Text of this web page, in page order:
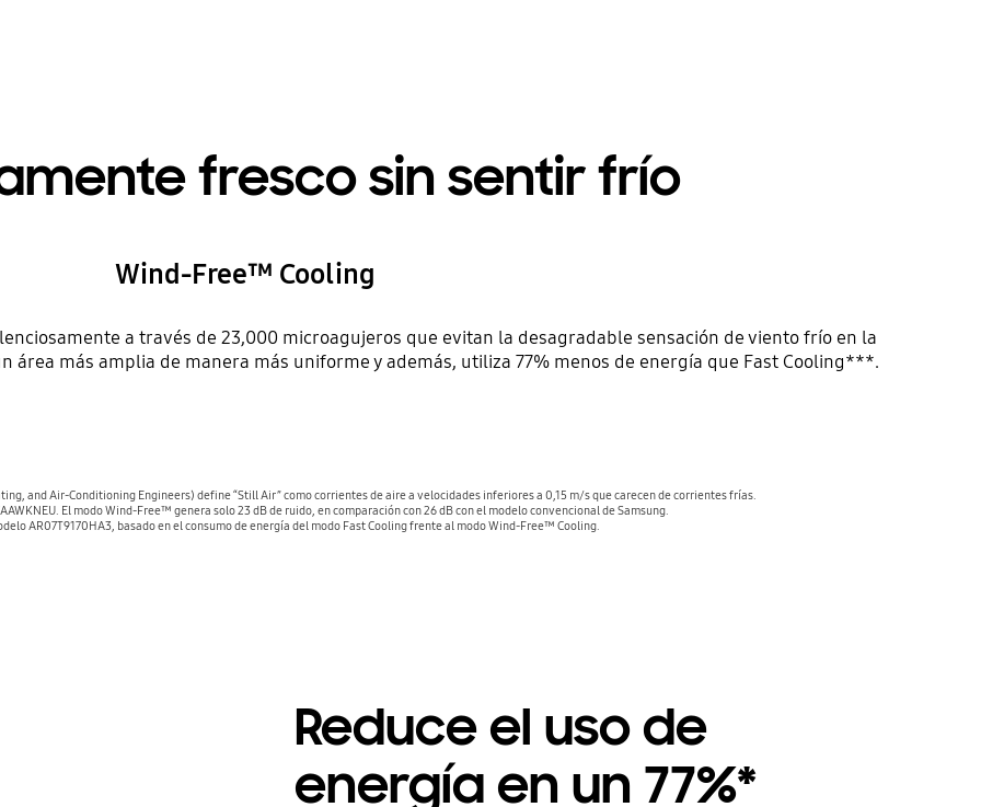
fresco sin sentir frío
Wind-Free™ Cooling
a través de 23,000 microagujeros que evitan la desagradable sensación de viento frío en la
área más amplia de manera más uniforme y además, utiliza 77% menos de energía que Fast Cooling***.
and Air-Conditioning Engineers) define “Still Air” como corrientes de aire a velocidades inferiores a 0,15 m/s que carecen de corrientes frías.
El modo Wind-Free™ genera solo 23 dB de ruido, en comparación con 26 dB con el modelo convencional de Samsung.
AR07T9170HA3, basado en el consumo de energía del modo Fast Cooling frente al modo Wind-Free™ Cooling.
Reduce el uso de
energía en un 77%*